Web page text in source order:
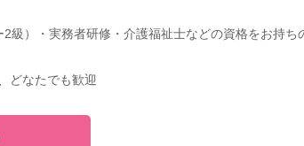
級）・実務者研修・介護福祉士などの資格をお持ち
どなたでも歓迎